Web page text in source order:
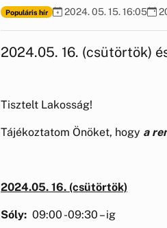
Populáris hír 2024. 05. 15. 16:05
2024.05. 16. (csütörtök)
Tisztelt Lakosság!
Tájékoztatom Önöket, hogy a
2024.05. 16. (csütörtök)
Sóly: 09:00 -09:30 – ig